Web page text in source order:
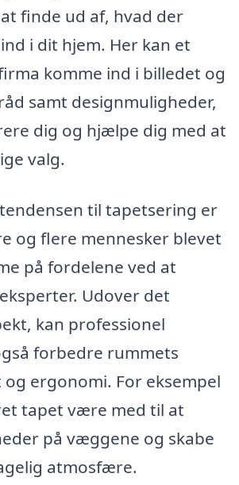
finde ud af, hvad der
i dit hjem. Her kan et
komme ind i billedet og
samt designmuligheder,
dig og hjælpe dig med at
valg.
til tapetsering er
og flere mennesker blevet
på fordelene ved at
Udover det
kan professionel
forbedre rummets
ergonomi. For eksempel
tapet være med til at
på væggene og skabe
atmosfære.